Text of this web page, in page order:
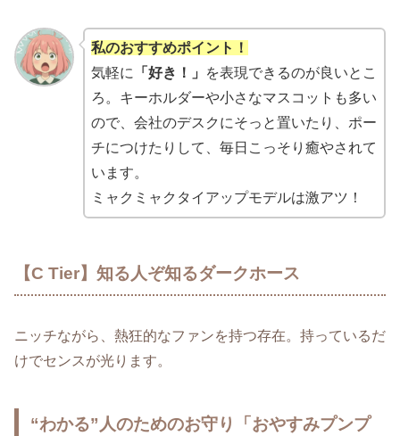
私のおすすめポイント！
気軽に 「好き！」
を表現できるのが良いとこ
ろ。キーホルダーや小さなマスコットも多い
ので、会社のデスクにそっと置いたり、ポー
チにつけたりして、毎日こっそり癒やされて
います。
ミャクミャクタイアップモデルは激アツ！
【C Tier】知る人ぞ知るダークホース
ニッチながら、熱狂的なファンを持つ存在。持っているだ
けでセンスが光ります。
“わかる”人のためのお守り「おやすみプンプ